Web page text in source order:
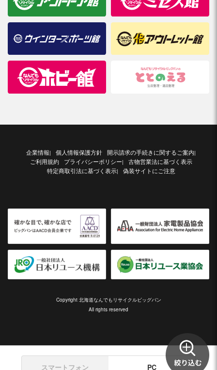
企業情報| 個人情報保護方針 開示請求の手続きに関するご案内|
ご利用規約 プライバシーポリシー|
古物営業法に基づく表示
特定商取引法に基づく表示| 偽装サイトにご注意
Copyright 北海道なんでもリサイクルビッグバン
All rights reserved
スマートフォン PC